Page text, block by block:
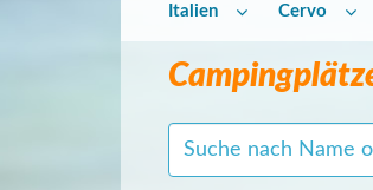
Italien Cervo